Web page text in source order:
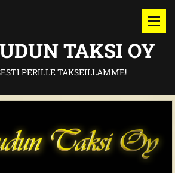
TAKSI OY
PERILLE TAKSEILLAMME!